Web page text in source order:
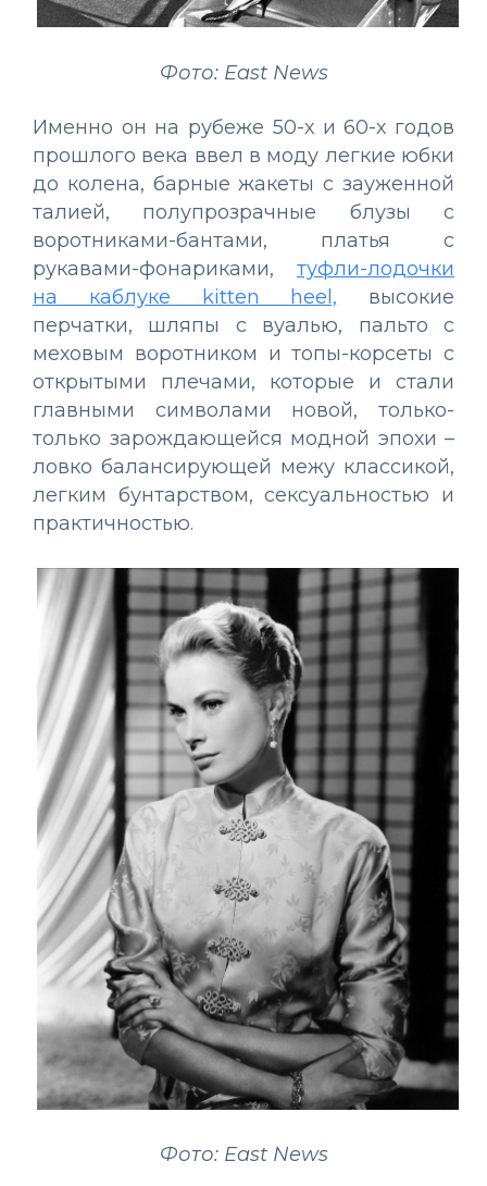
Фото: East News
Именно он на рубеже 50-х и 60-х годов
прошлого века ввел в моду легкие юбки
до колена, барные жакеты с зауженной
талией, полупрозрачные блузы с
воротниками-бантами, платья с
рукавами-фонариками, туфли-лодочки
на каблуке kitten heel, высокие
перчатки, шляпы с вуалью, пальто с
меховым воротником и топы-корсеты с
открытыми плечами, которые и стали
главными символами новой, только-
только зарождающейся модной эпохи –
ловко балансирующей межу классикой,
легким бунтарством, сексуальностью и
практичностью.
Фото: East News